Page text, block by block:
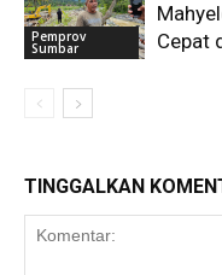
Pemprov
Sumbar
Cepat
TINGGALKAN